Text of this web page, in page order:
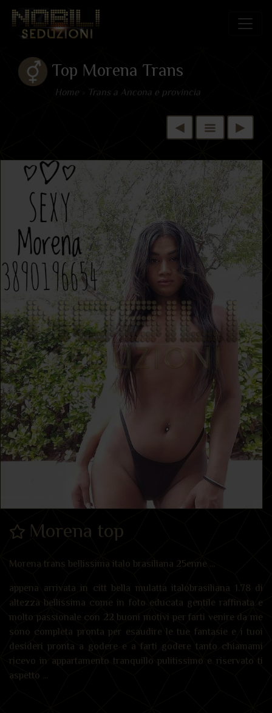
Top Morena Trans
Home Trans a Ancona e provincia
Morena top
Morena trans bellissima italo brasiliana 25enne ...
appena arrivata in citt bella mulatta italobrasiliana 1.78 di
altezza bellissima come in foto educata gentile raffinata e
molto passionale con 22 buoni motivi per farti venire da me
sono completa pronta per esaudire le tue fantasie e i tuoi
desideri pronta a godere e a farti godere tanto chiamami
ricevo in appartamento tranquillo pulitissimo e riservato ti
aspetto ...